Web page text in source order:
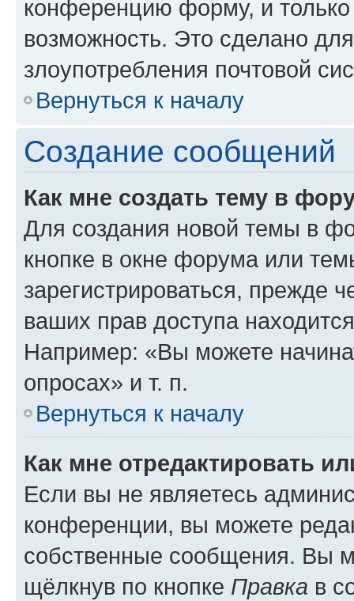
конференцию форму, и
возможность. Это сделано
злоупотребления почтовой
Вернуться к началу
Создание сообщений
Как мне создать тему в
Для создания новой темы в
кнопке в окне форума или
зарегистрироваться, прежде
ваших прав доступа
Например: «Вы можете
опросах» и т. п.
Вернуться к началу
Как мне отредактировать
Если вы не являетесь
конференции, вы можете
собственные сообщения. Вы
щёлкнув по кнопке Правка в